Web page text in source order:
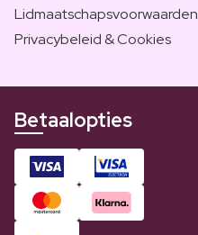
Lidmaatschapsvoorwaarden
Privacybeleid & Cookies
Betaalopties